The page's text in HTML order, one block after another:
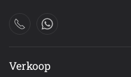
Verkoop